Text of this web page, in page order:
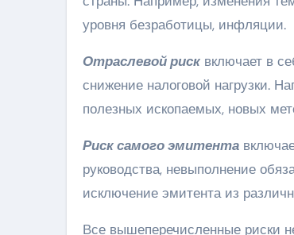
уровня безработицы, инфляции.
Отраслевой риск включает в
снижение налоговой нагрузки.
полезных ископаемых, новых
Риск самого эмитента
руководства, невыполнение
исключение эмитента из
Все вышеперечисленные риски